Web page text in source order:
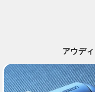
アウデ